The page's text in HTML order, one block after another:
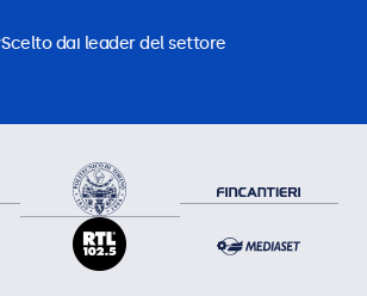
Scelto dai leader del settore